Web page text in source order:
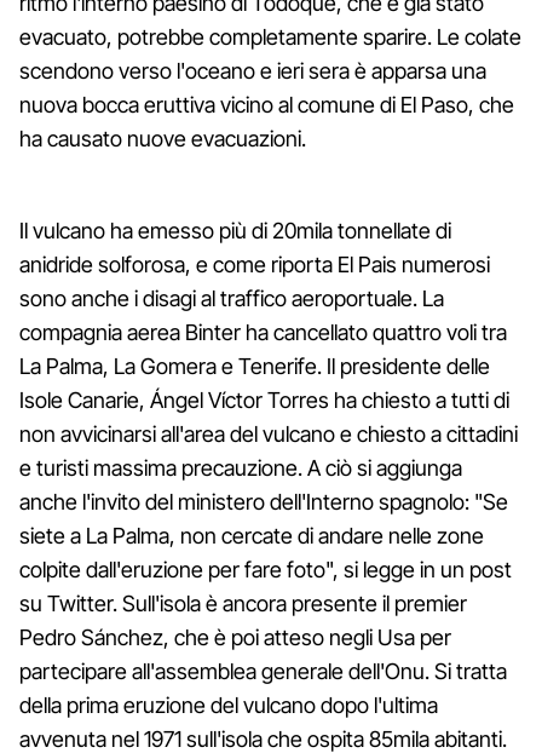
evacuato, potrebbe completamente sparire. Le colate
scendono verso l'oceano e ieri sera è apparsa una
nuova bocca eruttiva vicino al comune di El Paso, che
ha causato nuove evacuazioni.
Il vulcano ha emesso più di 20mila tonnellate di
anidride solforosa, e come riporta El Pais numerosi
sono anche i disagi al traffico aeroportuale. La
compagnia aerea Binter ha cancellato quattro voli tra
La Palma, La Gomera e Tenerife. Il presidente delle
Isole Canarie, Ángel Víctor Torres ha chiesto a tutti di
non avvicinarsi all'area del vulcano e chiesto a cittadini
e turisti massima precauzione. A ciò si aggiunga
anche l'invito del ministero dell'Interno spagnolo: "Se
siete a La Palma, non cercate di andare nelle zone
colpite dall'eruzione per fare foto", si legge in un post
su Twitter. Sull'isola è ancora presente il premier
Pedro Sánchez, che è poi atteso negli Usa per
partecipare all'assemblea generale dell'Onu. Si tratta
della prima eruzione del vulcano dopo l'ultima
avvenuta nel 1971 sull'isola che ospita 85mila abitanti.